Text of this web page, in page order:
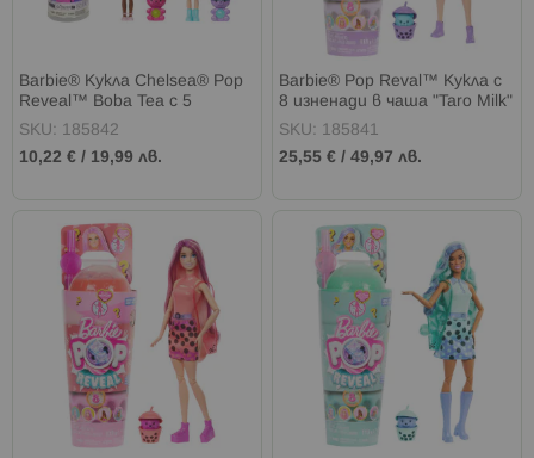
Barbie® Кукла Chelsea® Pop
Reveal™ Boba Tea с 5
изненади
SKU: 185842
10,22 € / 19,99 лв.
Barbie® Pop Reval™ Кукла с
8 изненади в чаша "Taro Milk"
SKU: 185841
25,55 € /49,97 лв.